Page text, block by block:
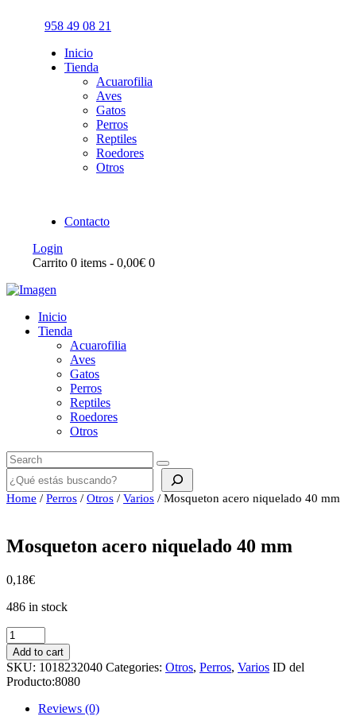
958 49 08 21
Inicio
Tienda
Acuarofilia
Aves
Gatos
Perros
Reptiles
Roedores
Otros
Contacto
Login
Carrito 0 items - 0,00€ 0
Inicio
Tienda
Acuarofilia
Aves
Gatos
Perros
Reptiles
Roedores
Otros
Buscar
Home / Perros / Otros / Varios / Mosqueton acero niquelado 40 mm
Mosqueton acero niquelado 40 mm
0,18€
486 in stock
Mosqueton
acero
niquelado
40
mm
quantity
Add to cart
SKU: 1018232040 Categories: Otros, Perros, Varios ID del
Producto:8080
Reviews (0)